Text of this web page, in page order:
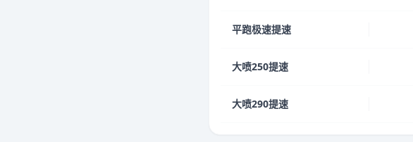
平跑极速提速
大喷250提速
大喷290提速